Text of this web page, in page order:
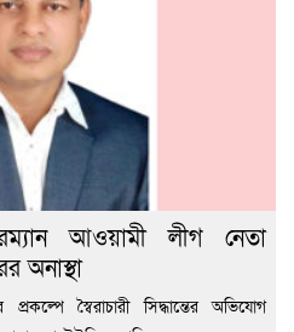
আওয়ামী লীগ নেতা
অনাস্থা
স্বৈরাচারী সিদ্ধান্তের অভিযোগ